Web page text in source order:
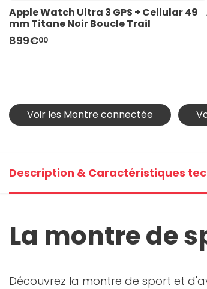
Apple Watch Ultra 3 GPS + Cellular 49
mm Titane Noir Boucle Trail
Noir/Charbon M/L
899€00
Voir les Montre connectée
Description & Caractéristiques
La montre de
Découvrez la montre de sport et